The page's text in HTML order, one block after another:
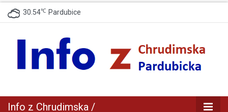
30.54℃ Pardubice
Info z
Info z Chrudimska /